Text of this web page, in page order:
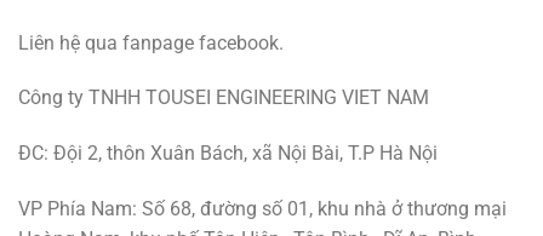
Liên hệ qua fanpage facebook.
Công ty TNHH TOUSEI ENGINEERING VIET NAM
ĐC: Đội 2, thôn Xuân Bách, xã Nội Bài, T.P Hà Nội
VP Phía Nam: Số 68, đường số 01, khu nhà ở thương mại